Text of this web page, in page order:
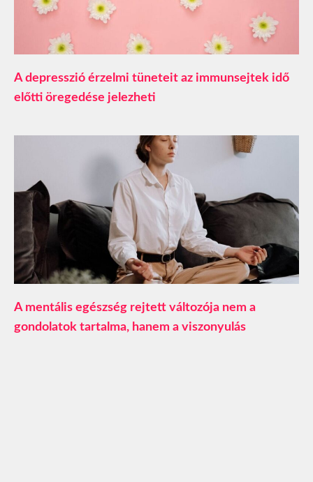
A depresszió érzelmi tüneteit az immunsejtek idő
előtti öregedése jelezheti
A mentális egészség rejtett változója nem a
gondolatok tartalma, hanem a viszonyulás